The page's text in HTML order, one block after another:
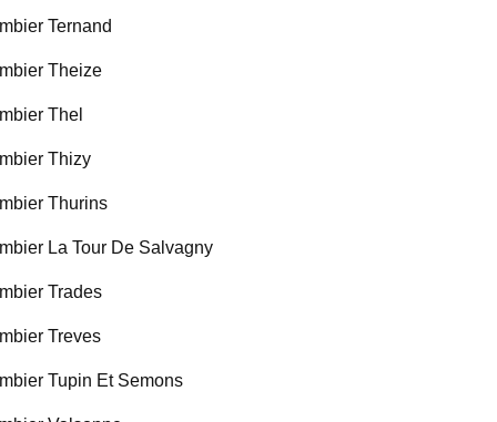
Ternand
Theize
Thel
Thizy
Thurins
La Tour De Salvagny
Trades
Treves
Tupin Et Semons